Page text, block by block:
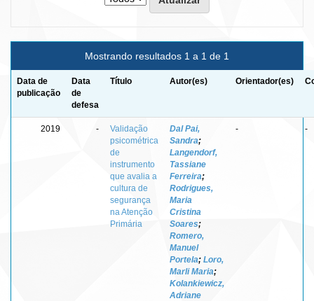
Mostrando resultados 1 a 1 de 1
Data de
publicação
Data
de
defesa
Título Autor(es) Orientador(es)
2019 -
Validação
psicométrica
de
instrumento
que avalia a
cultura de
segurança
na Atenção
Primária
Dal Pai,
Sandra;
Langendorf,
Tassiane
Ferreira;
Rodrigues,
Maria
Cristina
Soares;
Romero,
Manuel
Portela; Loro,
Marli Maria;
Kolankiewicz,
Adriane
- -